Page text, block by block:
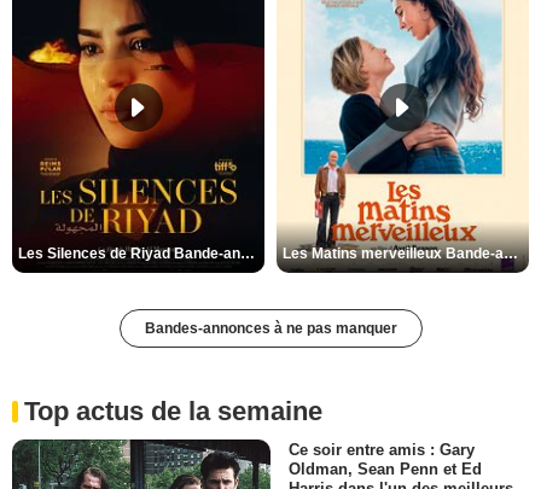
Les Silences de Riyad Bande-annonce VO STFR Les Matins merveilleux Bande-annonce VF
Bandes-annonces à ne pas manquer
Top actus de la semaine
Ce soir entre amis : Gary
Oldman, Sean Penn et Ed